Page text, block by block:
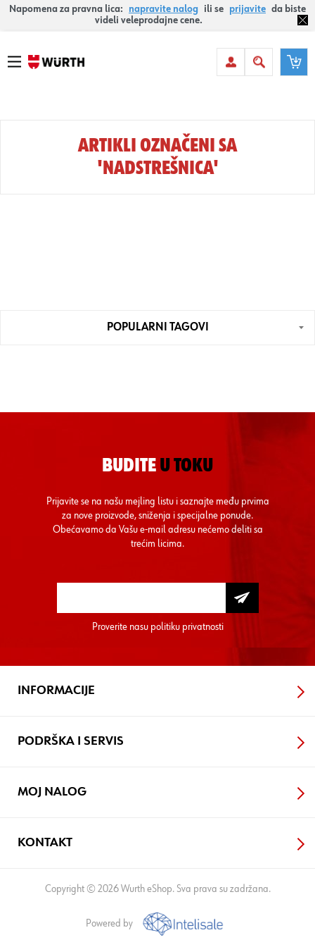
Napomena za pravna lica: napravite nalog ili se prijavite da biste
videli veleprodajne cene.
ARTIKLI OZNAČENI SA
'NADSTREŠNICA'
POPULARNI TAGOVI
BUDITE U TOKU
Prijavite se na našu mejling listu i saznajte među prvima
za nove proizvode, sniženja i specijalne ponude.
Obećavamo da Vašu e-mail adresu nećemo deliti sa
trećim licima.
Proverite nasu politiku privatnosti
INFORMACIJE
PODRŠKA I SERVIS
MOJ NALOG
KONTAKT
Copyright © 2026 Wurth eShop. Sva prava su zadržana.
Powered by